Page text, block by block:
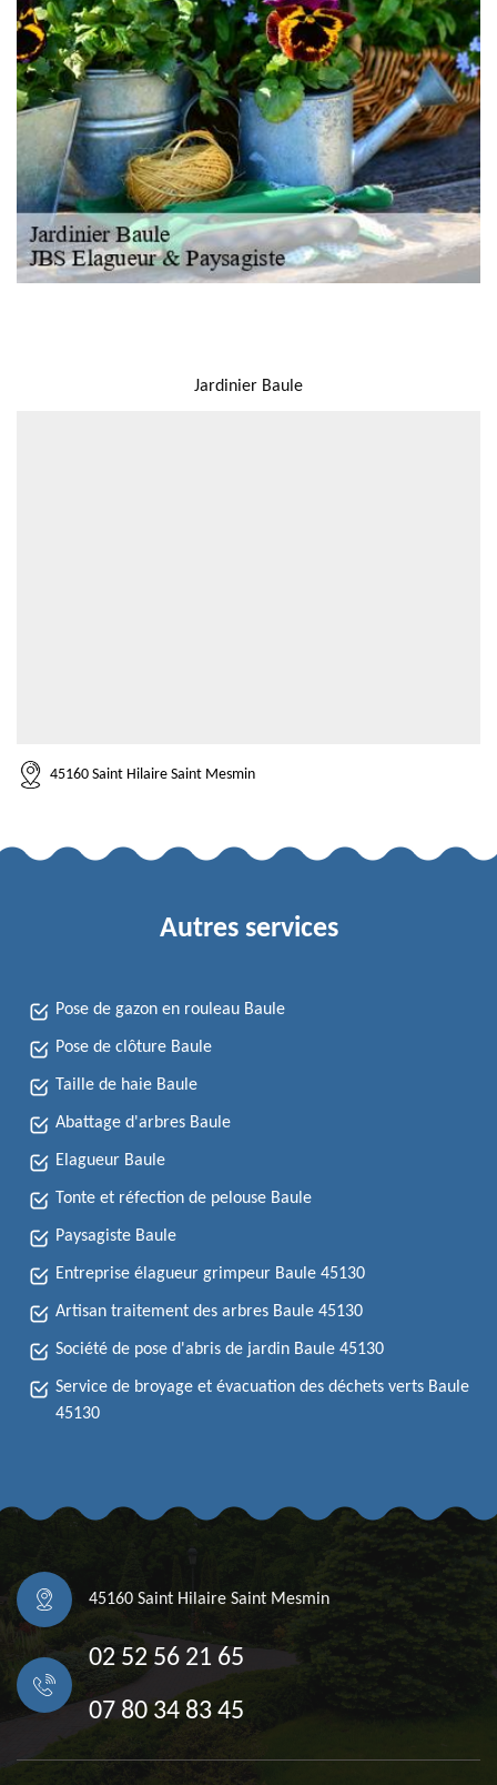
Jardinier Baule
45160 Saint Hilaire Saint Mesmin
Autres services
Pose de gazon en rouleau Baule
Pose de clôture Baule
Taille de haie Baule
Abattage d'arbres Baule
Elagueur Baule
Tonte et réfection de pelouse Baule
Paysagiste Baule
Entreprise élagueur grimpeur Baule 45130
Artisan traitement des arbres Baule 45130
Société de pose d'abris de jardin Baule 45130
Service de broyage et évacuation des déchets verts Baule
45130
45160 Saint Hilaire Saint Mesmin
02 52 56 21 65
07 80 34 83 45